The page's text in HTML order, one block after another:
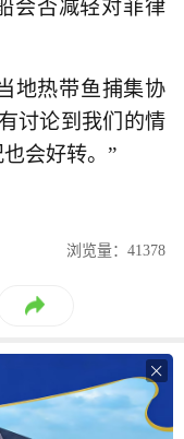
会否减轻对菲律
地热带鱼捕集协
讨论到我们的情
会好转。”
浏览量：41378
